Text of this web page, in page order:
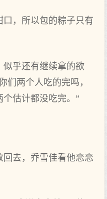
，所以包的粽子只有
乎还有继续拿的欲
们‌两‌个‌人吃的完吗，
估计都没吃完。”
去，乔雪佳看他恋恋